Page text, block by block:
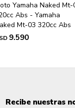
Yamaha Naked Mt-
Abs - Yamaha
Mt-03 320cc Abs
9.590
Recibe nuestras